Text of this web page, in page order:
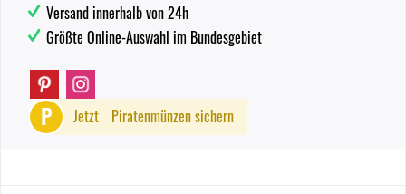
Versand innerhalb von 24h
Größte Online-Auswahl im Bundesgebiet
P Jetzt Piratenmünzen sichern